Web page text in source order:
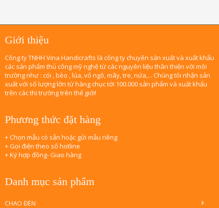
Giới thiệu
Công ty TNHH Vina Handicrafts là công ty chuyên sản xuất và xuất khẩu
các sản phẩm thủ công mỹ nghệ từ các nguyên liệu thân thiện với môi
trường như : cói , bèo , lúa, vỏ ngô, mây, tre, nứa,... Chúng tôi nhận sản
xuất với số lượng lớn từ hàng chục tới 100.000 sản phẩm và xuất khẩu
trên các thị trường trên thế giới!
Phương thức đặt hàng
+ Chọn mẫu có sẵn hoặc gửi mẫu riêng
+ Gọi điện theo số hotline
+ Ký hợp đồng- Giao hàng
Danh mục sản phẩm
CHAO ĐÈN